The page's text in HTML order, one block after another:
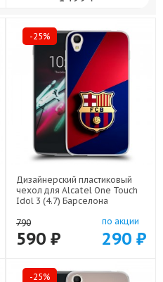
-25%
Дизайнерский пластиковый
чехол для Alcatel One Touch
Idol 3 (4.7) Барселона
790
590 ₽
по акции
290 ₽
-25%